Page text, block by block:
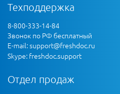
Техподдержка
8-800-333-14-84
Звонок по РФ бесплатный
E-mail:support@freshdoc.ru
Skype: freshdoc.support
Отдел продаж